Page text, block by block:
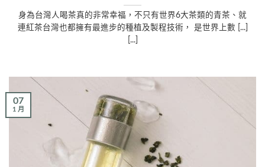
身為台灣人喝茶真的非常幸福，不只有世界6大茶類的青茶、就
連紅茶台灣也都擁有最進步的種植及製程技術， 是世界上數 [...]
[...]
07
1 月